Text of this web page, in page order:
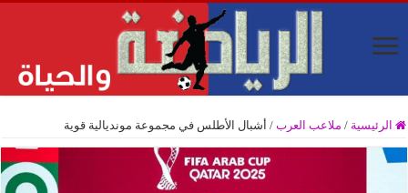
الرئيسية / ملاعب العرب / أشبال الأطلس في مجموعة مونديالية قوية